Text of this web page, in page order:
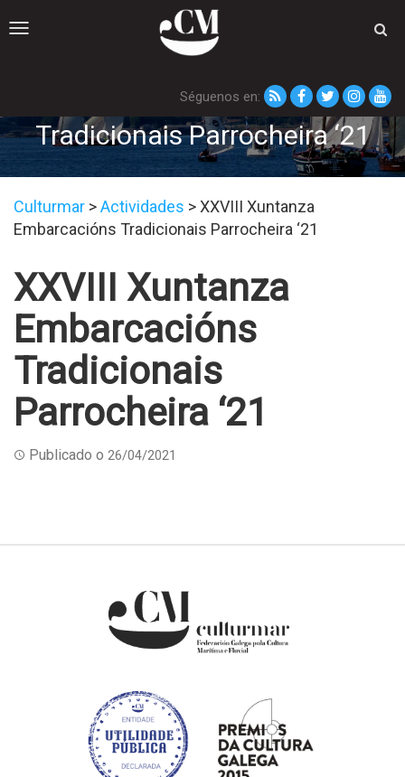
Toggle
Séguenos en:
XXVIII Xuntanza Embarcacións
Tradicionais Parrocheira ‘21
Culturmar >Actividades >XXVIII Xuntanza
Embarcacións Tradicionais Parrocheira ‘21
XXVIII Xuntanza
Embarcacións
Tradicionais
Parrocheira ‘21
Publicado o 26/04/2021